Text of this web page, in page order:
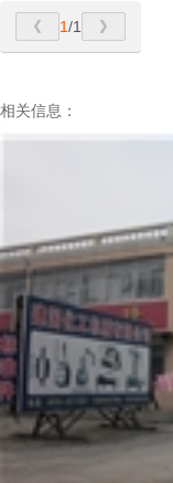
1/1
相关信息：